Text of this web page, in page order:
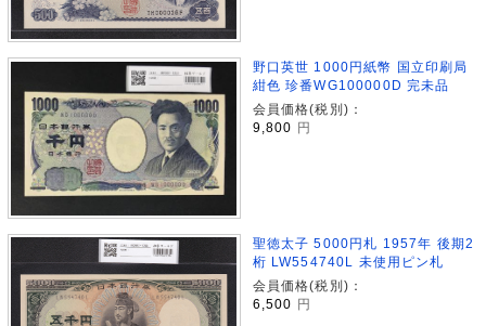
野口英世 1000円紙幣 国立印刷局
紺色 珍番WG100000D 完未品
会員価格(税別)：
9,800
円
聖徳太子 5000円札 1957年 後期2
桁 LW554740L 未使用ピン札
会員価格(税別)：
6,500 円